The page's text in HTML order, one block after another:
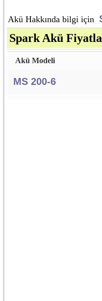
Akü Hakkında bilgi için
Spark Akü
Akü Modeli
MS 200-6